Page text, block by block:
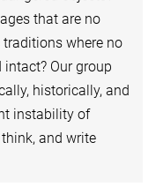
that are no
where no
Our group
historically, and
instability of
and write